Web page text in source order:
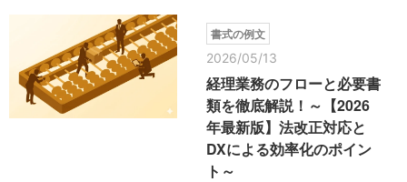
書式の例文
2026/05/13
経理業務のフローと必要書
類を徹底解説！～【2026
年最新版】法改正対応と
DXによる効率化のポイン
ト～